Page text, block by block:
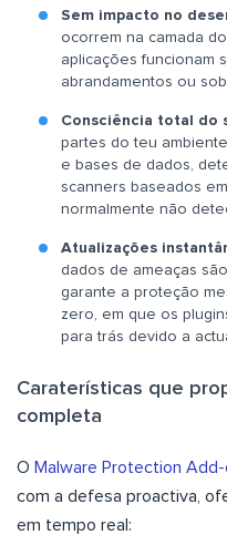
Sem impacto no
ocorrem na camada
aplicações funcionam
abrandamentos ou
Consciência total do
partes do teu
e bases de dados,
scanners baseados
normalmente não
Atualizações
dados de ameaças
garante a proteção
zero, em que os
para trás devido a
Caraterísticas que
completa
O Malware Protection Add-
com a defesa proactiva,
em tempo real: